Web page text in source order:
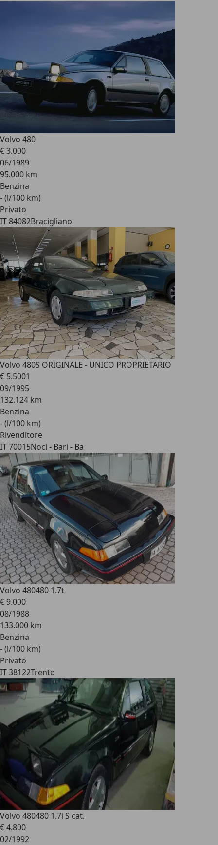
Volvo 480
€ 3.000
06/1989
95.000 km
Benzina
- (l/100 km)
Privato
IT 84082Bracigliano
Volvo 480S ORIGINALE - UNICO PROPRIETARIO
€ 5.5001
09/1995
132.124 km
Benzina
- (l/100 km)
Rivenditore
IT 70015Noci - Bari - Ba
Volvo 480480 1.7t
€ 9.000
08/1988
133.000 km
Benzina
- (l/100 km)
Privato
IT 38122Trento
Volvo 480480 1.7i S cat.
€ 4.800
02/1992